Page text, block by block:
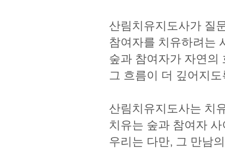
산림치유지도사가 질
참여자를 치유하려는
숲과 참여자가 자연
그 흐름이 더 깊어지
산림치유지도사는 치
치유는 숲과 참여자
우리는 다만, 그 만남